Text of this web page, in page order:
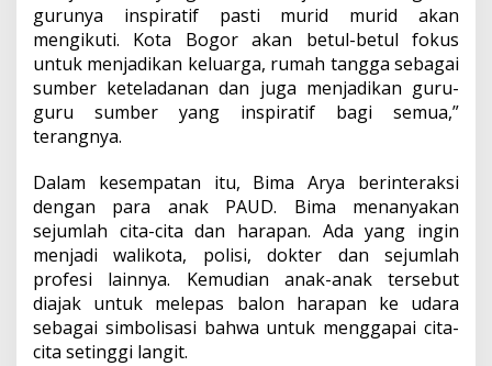
gurunya inspiratif pasti murid murid akan
mengikuti. Kota Bogor akan betul-betul fokus
untuk menjadikan keluarga, rumah tangga sebagai
sumber keteladanan dan juga menjadikan guru-
guru sumber yang inspiratif bagi semua,”
terangnya.
Dalam kesempatan itu, Bima Arya berinteraksi
dengan para anak PAUD. Bima menanyakan
sejumlah cita-cita dan harapan. Ada yang ingin
menjadi walikota, polisi, dokter dan sejumlah
profesi lainnya. Kemudian anak-anak tersebut
diajak untuk melepas balon harapan ke udara
sebagai simbolisasi bahwa untuk menggapai cita-
cita setinggi langit.